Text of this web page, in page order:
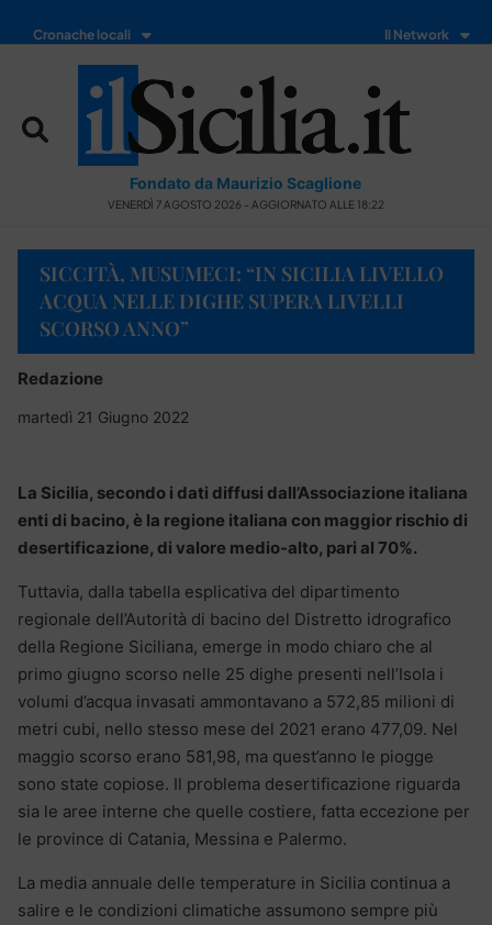
Cronache locali Il Network
Fondato da Maurizio Scaglione
VENERDÌ 7 AGOSTO 2026 - AGGIORNATO ALLE 18:22
SICCITÀ, MUSUMECI: “IN SICILIA LIVELLO
ACQUA NELLE DIGHE SUPERA LIVELLI
SCORSO ANNO”
Redazione
martedì 21 Giugno 2022
La Sicilia, secondo i dati diffusi dall’Associazione italiana
enti di bacino, è la regione italiana con maggior rischio di
desertificazione, di valore medio-alto, pari al 70%.
Tuttavia, dalla tabella esplicativa del dipartimento
regionale dell’Autorità di bacino del Distretto idrografico
della Regione Siciliana, emerge in modo chiaro che al
primo giugno scorso nelle 25 dighe presenti nell’Isola i
volumi d’acqua invasati ammontavano a 572,85 milioni di
metri cubi, nello stesso mese del 2021 erano 477,09. Nel
maggio scorso erano 581,98, ma quest’anno le piogge
sono state copiose. Il problema desertificazione riguarda
sia le aree interne che quelle costiere, fatta eccezione per
le province di Catania, Messina e Palermo.
La media annuale delle temperature in Sicilia continua a
salire e le condizioni climatiche assumono sempre più